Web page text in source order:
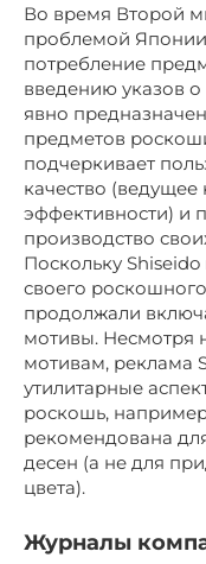
Во время Второй
проблемой
потребление
введению указов
явно
предметов
подчеркивает
качество
эффективности) и
производство
Поскольку
своего
продолжали
мотивы. Несмотря
мотивам, реклама
утилитарные
роскошь,
рекомендована
десен (а не для
цвета).
Журналы